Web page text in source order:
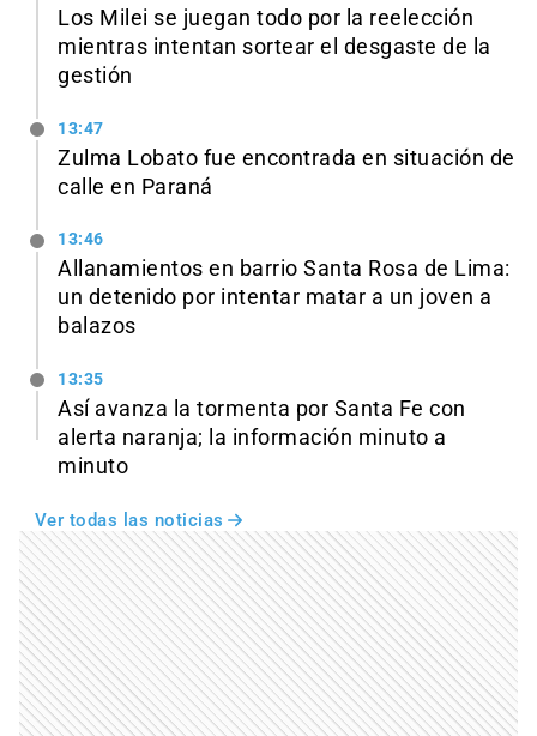
Los Milei se juegan todo por la reelección
mientras intentan sortear el desgaste de la
gestión
13:47
Zulma Lobato fue encontrada en situación de
calle en Paraná
13:46
Allanamientos en barrio Santa Rosa de Lima:
un detenido por intentar matar a un joven a
balazos
13:35
Así avanza la tormenta por Santa Fe con
alerta naranja; la información minuto a
minuto
Ver todas las noticias